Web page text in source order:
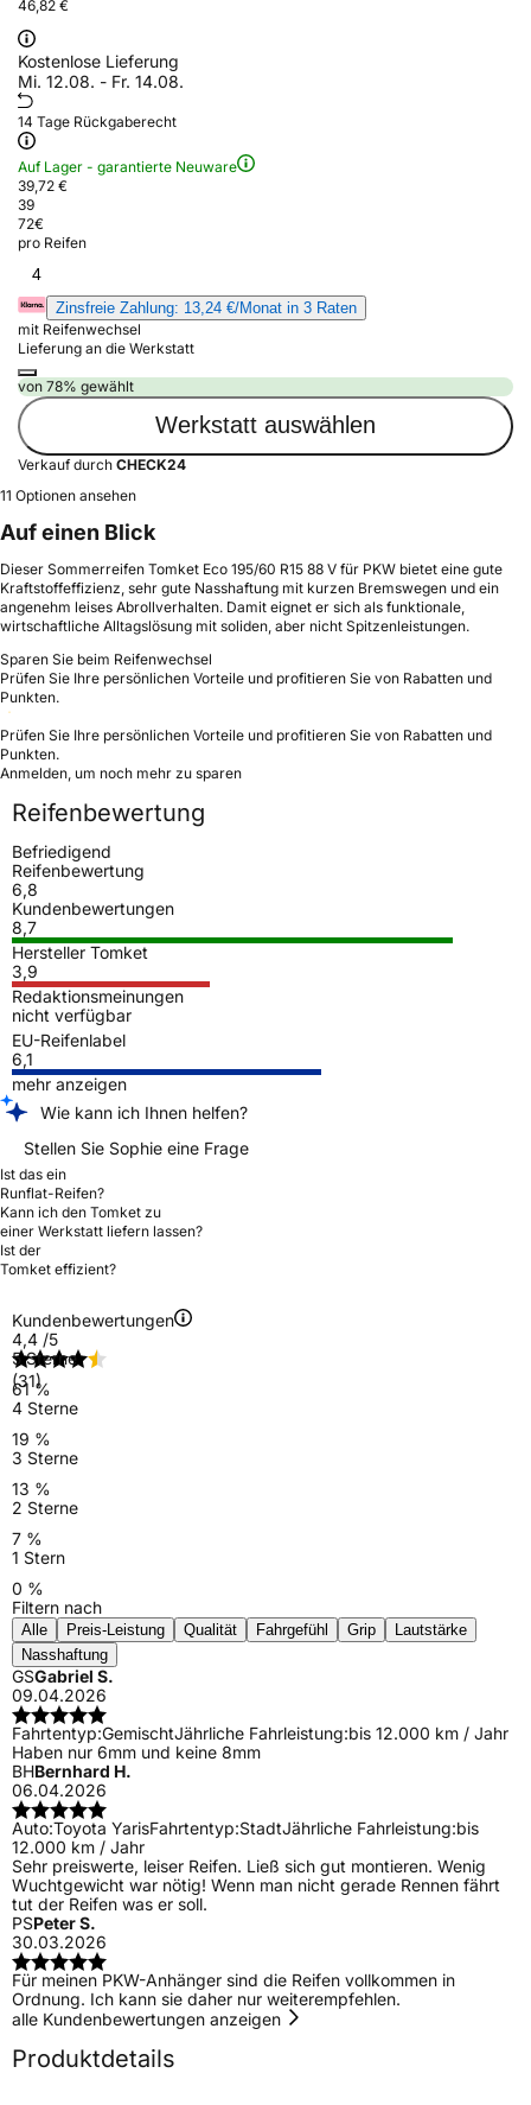
46,82 €
Kostenlose Lieferung
Mi. 12.08. - Fr. 14.08.
14 Tage Rückgaberecht
Auf Lager - garantierte Neuware
39,72 €
39
72€
pro Reifen
4
Zinsfreie Zahlung: 13,24 €/Monat in 3 Raten
mit Reifenwechsel
Lieferung an die Werkstatt
von 78% gewählt
Werkstatt auswählen
Verkauf durch CHECK24
11 Optionen ansehen
Auf einen Blick
Dieser Sommerreifen Tomket Eco 195/60 R15 88 V für PKW bietet eine gute
Kraftstoffeffizienz, sehr gute Nasshaftung mit kurzen Bremswegen und ein
angenehm leises Abrollverhalten. Damit eignet er sich als funktionale,
wirtschaftliche Alltagslösung mit soliden, aber nicht Spitzenleistungen.
Sparen Sie beim Reifenwechsel
Prüfen Sie Ihre persönlichen Vorteile und profitieren Sie von Rabatten und
Punkten.
Prüfen Sie Ihre persönlichen Vorteile und profitieren Sie von Rabatten und
Punkten.
Anmelden, um noch mehr zu sparen
Reifenbewertung
Befriedigend
Reifenbewertung
6,8
Kundenbewertungen
8,7
Hersteller Tomket
3,9
Redaktionsmeinungen
nicht verfügbar
EU-Reifenlabel
6,1
mehr anzeigen
Wie kann ich Ihnen helfen?
Stellen Sie Sophie eine Frage
Ist das ein
Runflat-Reifen?
Kann ich den Tomket zu
einer Werkstatt liefern lassen?
Ist der
Tomket effizient?
Kundenbewertungen
4,4 /5
(31)
5 Sterne
61 %
4 Sterne
19 %
3 Sterne
13 %
2 Sterne
7 %
1 Stern
0 %
Filtern nach
Alle Preis-Leistung Qualität Fahrgefühl Grip
Lautstärke
Nasshaftung
GSGabriel S.
09.04.2026
Fahrtentyp:GemischtJährliche Fahrleistung:bis 12.000 km / Jahr
Haben nur 6mm und keine 8mm
BHBernhard H.
06.04.2026
Auto:Toyota YarisFahrtentyp:StadtJährliche Fahrleistung:bis
12.000 km / Jahr
Sehr preiswerte, leiser Reifen. Ließ sich gut montieren. Wenig
Wuchtgewicht war nötig! Wenn man nicht gerade Rennen fährt
tut der Reifen was er soll.
PSPeter S.
30.03.2026
Für meinen PKW-Anhänger sind die Reifen vollkommen in
Ordnung. Ich kann sie daher nur weiterempfehlen.
alle Kundenbewertungen anzeigen
Produktdetails